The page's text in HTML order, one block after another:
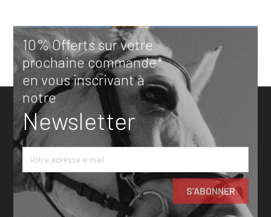
10% Offerts sur votre
prochaine commande*
en vous inscrivant à
notre
Newsletter